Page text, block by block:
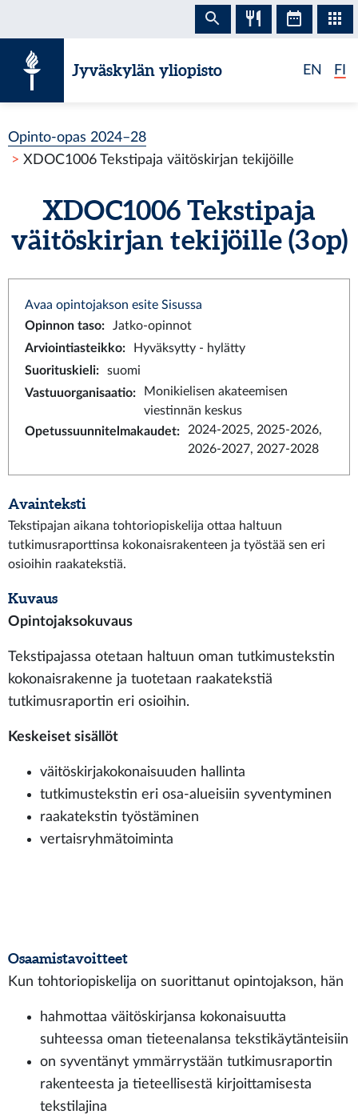
Jyväskylän yliopisto EN FI
Opinto-opas 2024–28
XDOC1006 Tekstipaja väitöskirjan tekijöille
XDOC1006 Tekstipaja
väitöskirjan tekijöille (3 op)
Avaa opintojakson esite Sisussa
Opinnon taso:
Jatko-opinnot
Arviointiasteikko:
Hyväksytty - hylätty
Suorituskieli:
suomi
Vastuuorganisaatio:
Monikielisen akateemisen
viestinnän keskus
Opetussuunnitelmakaudet:
2024-2025, 2025-2026,
2026-2027, 2027-2028
Avainteksti
Tekstipajan aikana tohtoriopiskelija ottaa haltuun
tutkimusraporttinsa kokonaisrakenteen ja työstää sen eri
osioihin raakatekstiä.
Kuvaus
Opintojaksokuvaus
Tekstipajassa otetaan haltuun oman tutkimustekstin
kokonaisrakenne ja tuotetaan raakatekstiä
tutkimusraportin eri osioihin.
Keskeiset sisällöt
väitöskirjakokonaisuuden hallinta
tutkimustekstin eri osa-alueisiin syventyminen
raakatekstin työstäminen
vertaisryhmätoiminta
Osaamistavoitteet
Kun tohtoriopiskelija on suorittanut opintojakson, hän
hahmottaa väitöskirjansa kokonaisuutta
suhteessa oman tieteenalansa tekstikäytänteisiin
on syventänyt ymmärrystään tutkimusraportin
rakenteesta ja tieteellisestä kirjoittamisesta
tekstilajina